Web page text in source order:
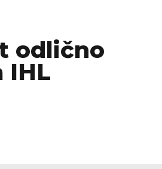
odlično
IHL